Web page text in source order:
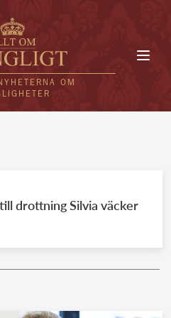
OM
KUNGAHUS
kungahuset
drottning Silvia väcker